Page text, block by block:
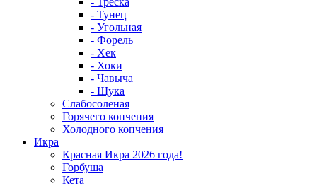
- Тунец
- Угольная
- Форель
- Хек
- Хоки
- Чавыча
- Щука
Слабосоленая
Горячего копчения
Холодного копчения
Икра
Красная Икра 2026 года!
Горбуша
Кета